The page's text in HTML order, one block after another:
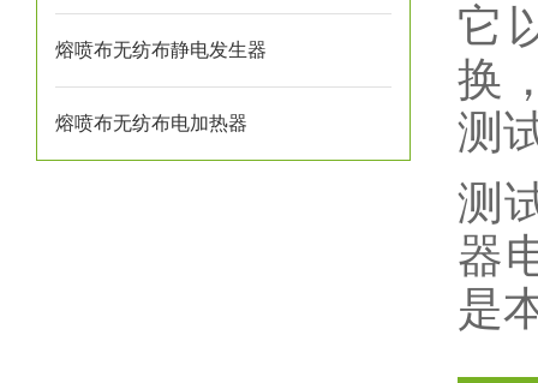
熔喷布无纺布静电发生器
熔喷布无纺布电加热器
它
换
测
测
器
是